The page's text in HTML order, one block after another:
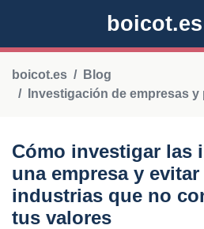
boicot.es
boicot.es
Blog
Investigación de empresas
Cómo investigar las
una empresa y
industrias que no
tus valores